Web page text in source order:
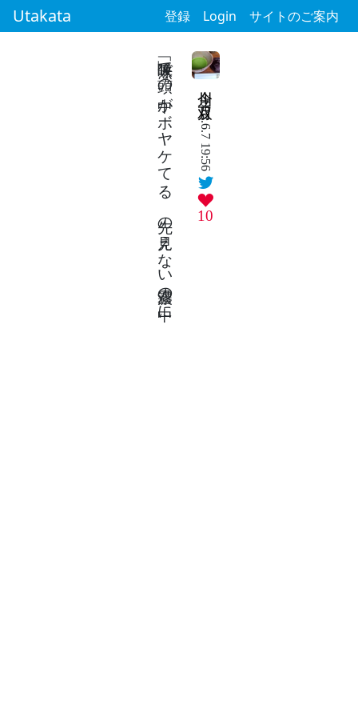
Utakata 登録 Login サイトのご案内
2024.6.7 19:56
10
「無呼吸」で頭の中がボヤケてる 先の見えない濃霧の中に